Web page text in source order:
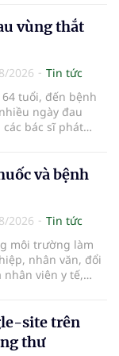
trọng tâm được
khoa học cập
vừa diễn ra
viện Đại học
vùng thắt
2026
Tin tức
tuổi, đến bệnh
ngày đau
bác sĩ phát
Với khối u còn
người bệnh được
robot thay vì phải
thận như trước
và bệnh
2026
Tin tức
môi trường làm
nhân văn, đổi
viên y tế,
cao giữa thầy
site trên
thư